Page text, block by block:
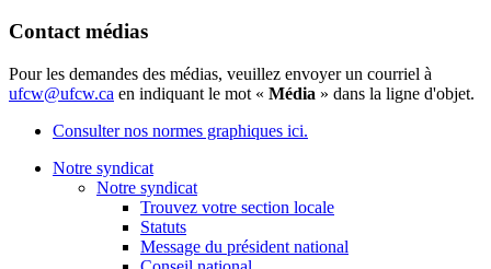
Contact médias
Pour les demandes des médias, veuillez envoyer un courriel à
ufcw@ufcw.ca en indiquant le mot « Média » dans la ligne d'objet.
Consulter nos normes graphiques ici.
Notre syndicat
Notre syndicat
Trouvez votre section locale
Statuts
Message du président national